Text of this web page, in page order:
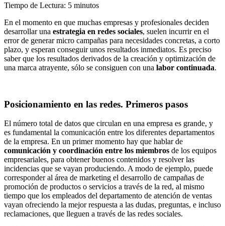
Tiempo de Lectura: 5 minutos
En el momento en que muchas empresas y profesionales deciden
desarrollar una estrategia en redes sociales, suelen incurrir en el
error de generar micro campañas para necesidades concretas, a corto
plazo, y esperan conseguir unos resultados inmediatos. Es preciso
saber que los resultados derivados de la creación y optimización de
una marca atrayente, sólo se consiguen con una labor continuada.
Posicionamiento en las redes. Primeros pasos
El número total de datos que circulan en una empresa es grande, y
es fundamental la comunicación entre los diferentes departamentos
de la empresa. En un primer momento hay que hablar de
comunicación y coordinación entre los miembros de los equipos
empresariales, para obtener buenos contenidos y resolver las
incidencias que se vayan produciendo. A modo de ejemplo, puede
corresponder al área de marketing el desarrollo de campañas de
promoción de productos o servicios a través de la red, al mismo
tiempo que los empleados del departamento de atención de ventas
vayan ofreciendo la mejor respuesta a las dudas, preguntas, e incluso
reclamaciones, que lleguen a través de las redes sociales.